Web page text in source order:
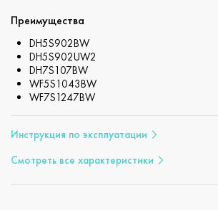
Преимущества
DH5S902BW
DH5S902UW2
DH7S107BW
WF5S1043BW
WF7S1247BW
Инструкция по эксплуатации
Смотреть все характеристики